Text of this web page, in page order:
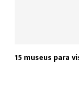
15 museus para